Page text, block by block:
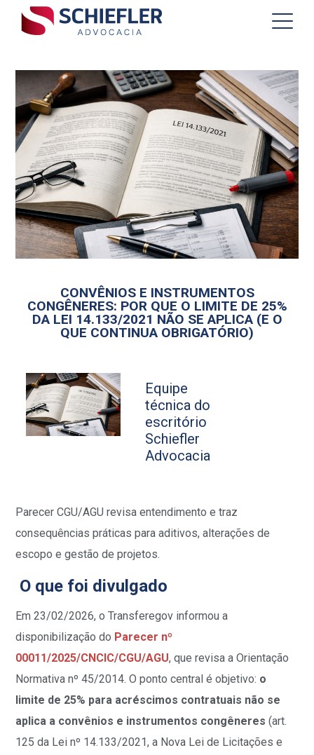
CONVÊNIOS E INSTRUMENTOS
CONGÊNERES: POR QUE O LIMITE DE 25%
DA LEI 14.133/2021 NÃO SE APLICA (E O
QUE CONTINUA OBRIGATÓRIO)
Equipe
técnica do
escritório
Schiefler
Advocacia
Parecer CGU/AGU revisa entendimento e traz
consequências práticas para aditivos, alterações de
escopo e gestão de projetos.
O que foi divulgado
Em 23/02/2026, o Transferegov informou a
disponibilização do Parecer nº
00011/2025/CNCIC/CGU/AGU, que revisa a Orientação
Normativa nº 45/2014. O ponto central é objetivo: o
limite de 25% para acréscimos contratuais não se
aplica a convênios e instrumentos congêneres(art.
125 da Lei nº 14.133/2021, a Nova Lei de Licitações e